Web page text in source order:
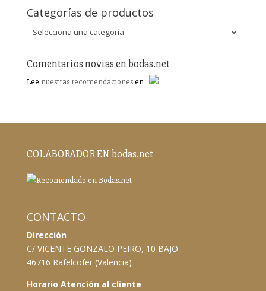
Categorías de productos
Comentarios novias en bodas.net
Lee nuestras recomendacionesen
COLABORADOR EN bodas.net
CONTACTO
Dirección
C/ VICENTE GONZALO PEIRO, 10 BAJO
46716 Rafelcofer (Valencia)
Horario Atención al cliente